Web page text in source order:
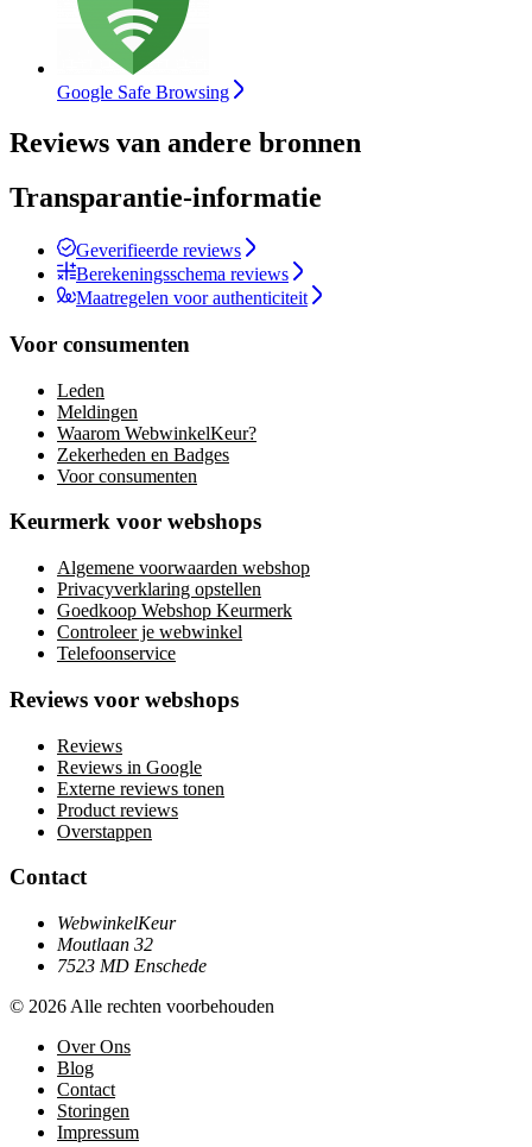
Google Safe Browsing
Reviews van andere bronnen
Transparantie-informatie
Geverifieerde reviews
Berekeningsschema reviews
Maatregelen voor authenticiteit
Voor consumenten
Leden
Meldingen
Waarom WebwinkelKeur?
Zekerheden en Badges
Voor consumenten
Keurmerk voor webshops
Algemene voorwaarden webshop
Privacyverklaring opstellen
Goedkoop Webshop Keurmerk
Controleer je webwinkel
Telefoonservice
Reviews voor webshops
Reviews
Reviews in Google
Externe reviews tonen
Product reviews
Overstappen
Contact
WebwinkelKeur
Moutlaan 32
7523 MD Enschede
© 2026 Alle rechten voorbehouden
Over Ons
Blog
Contact
Storingen
Impressum